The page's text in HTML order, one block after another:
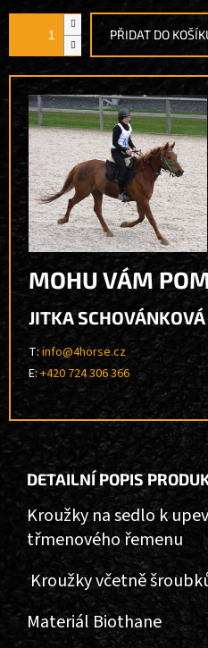
PŘIDAT DO
MOHU VÁM
JITKA SCHOVÁNKOVÁ
T:info@4horse.cz
E: +420 724 306 366
DETAILNÍ POPIS
Kroužky na sedlo k
třmenového řemenu
Kroužky včetně
Materiál Biothane